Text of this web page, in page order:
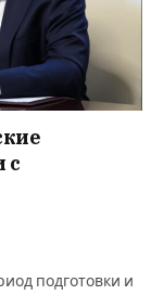
с
подготовки и